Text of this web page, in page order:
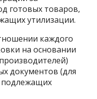
готовых товаров,
утилизации.
каждого
на основании
документов (для
подлежащих